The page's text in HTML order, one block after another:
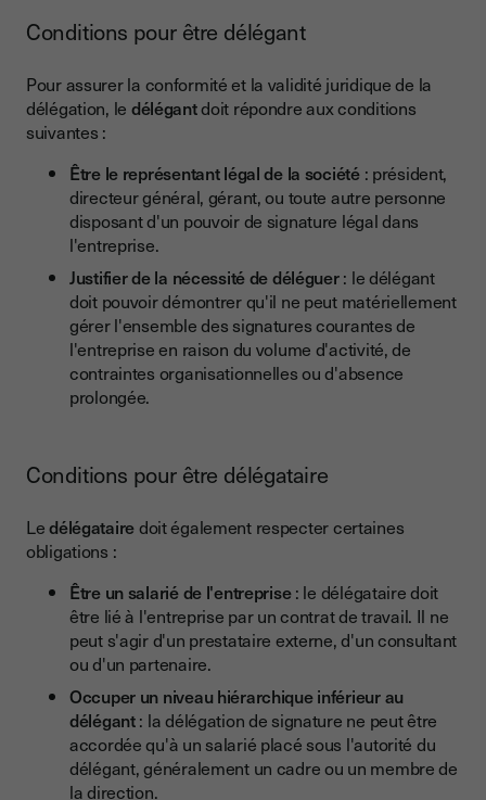
Conditions pour être délégant
Pour assurer la conformité et la validité juridique de la
délégation, le délégantdoit répondre aux conditions
suivantes :
Être le représentant légal de la société: président,
directeur général, gérant, ou toute autre personne
disposant d'un pouvoir de signature légal dans
l'entreprise.
Justifier de la nécessité de déléguer: le délégant
doit pouvoir démontrer qu'il ne peut matériellement
gérer l'ensemble des signatures courantes de
l'entreprise en raison du volume d'activité, de
contraintes organisationnelles ou d'absence
prolongée.
Conditions pour être délégataire
Ledélégatairedoit également respecter certaines
obligations :
Être un salarié de l'entreprise: le délégataire doit
être lié à l'entreprise par un contrat de travail. Il ne
peut s'agir d'un prestataire externe, d'un consultant
ou d'un partenaire.
Occuper un niveau hiérarchique inférieur au
délégant: la délégation de signature ne peut être
accordée qu'à un salarié placé sous l'autorité du
délégant, généralement un cadre ou un membre de
la direction.